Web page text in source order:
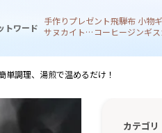
トワード
手作りプレゼント飛騨布 小物
サヌカイト 風鈴コーヒージンギ
調理、湯煎で温めるだけ！
カテゴリ